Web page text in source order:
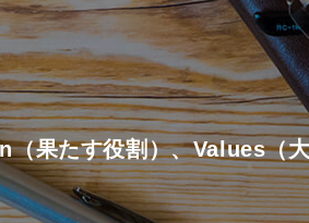
果たす役割）、Values（